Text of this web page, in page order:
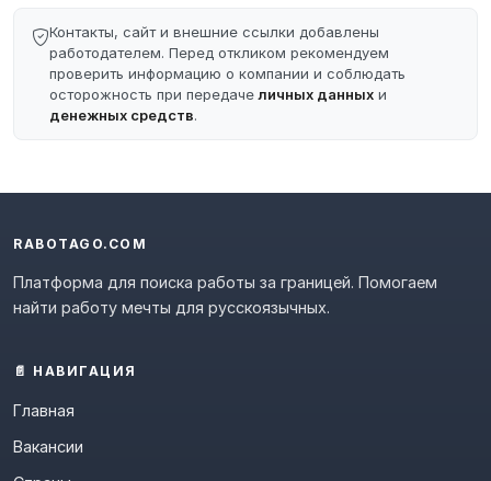
Контакты, сайт и внешние ссылки добавлены
работодателем. Перед откликом рекомендуем
проверить информацию о компании и соблюдать
осторожность при передачеличных данных и
денежных средств.
RABOTAGO.COM
Платформа для поиска работы за границей. Помогаем
найти работу мечты для русскоязычных.
📄 НАВИГАЦИЯ
Главная
Вакансии